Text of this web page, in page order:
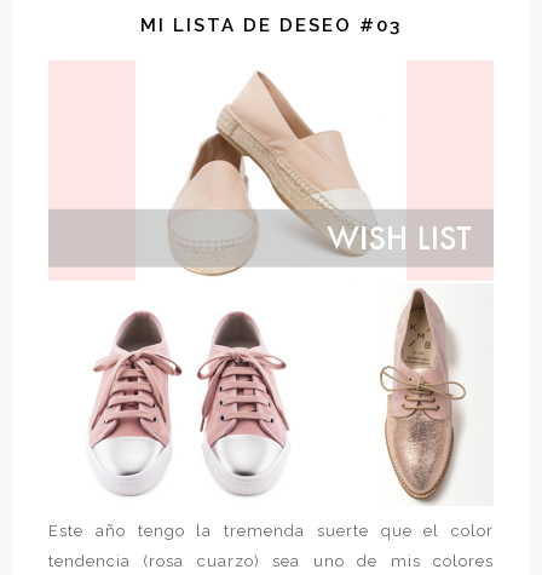
MI LISTA DE DESEO #03
Este año tengo la tremenda suerte que el color
tendencia (rosa cuarzo) sea uno de mis colores